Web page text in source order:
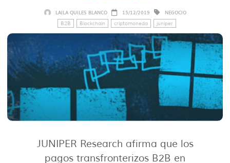
LAILA QUILES BLANCO 15/12/2019 NEGOCIO
B2B Blockchain criptomoneda juniper
JUNIPER Research afirma que los
pagos transfronterizos B2B en